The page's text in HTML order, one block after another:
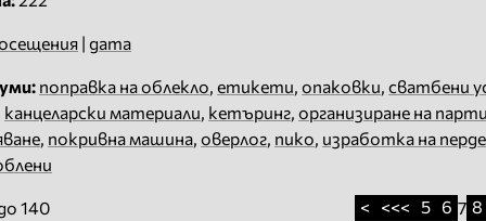
| дата
поправка на облекло, етикети, опаковки, сватбени
канцеларски материали, кетъринг, организиране на
, покривна машина, оверлог, пико, изработка на
140 < <<< 5 6 7 8